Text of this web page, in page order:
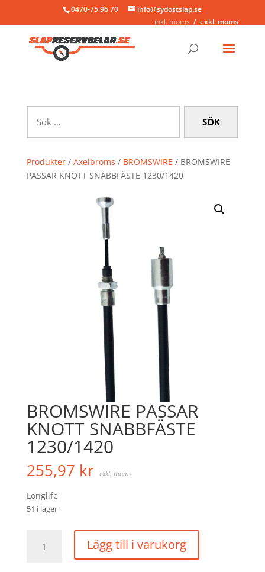
0470-75 96 70
info@sydostslap.se
inkl. moms
exkl. moms
efter:
Produkter/ Axelbroms / BROMSWIRE / BROMSWIRE
PASSAR KNOTT SNABBFÄSTE 1230/1420
BROMSWIRE PASSAR
KNOTT SNABBFÄSTE
1230/1420
255,97 kr exkl. moms
Longlife
51 i lager
PASSAR
Lägg till i varukorg